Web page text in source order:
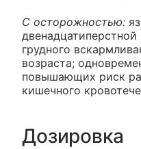
С осторожностью:
грудного
возраста;
повышающих риск
кишечного
Дозировка